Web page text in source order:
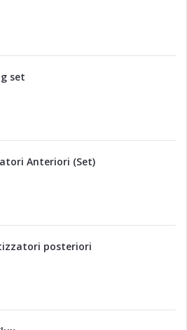
set
Anteriori (Set)
posteriori